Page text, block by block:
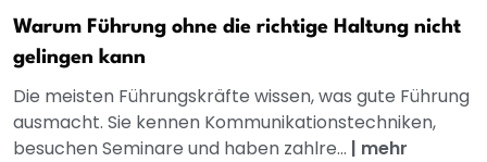
Warum Führung ohne die richtige Haltung nicht
gelingen kann
Die meisten Führungskräfte wissen, was gute Führung
ausmacht. Sie kennen Kommunikationstechniken,
besuchen Seminare und haben zahlre... | mehr